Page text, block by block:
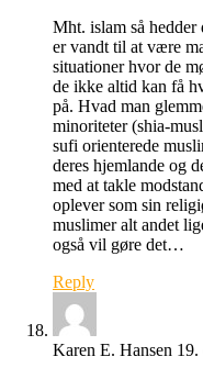
Mht. islam så hedder
er vandt til at være
situationer hvor de
de ikke altid kan få
på. Hvad man
minoriteter (shia-
sufi orienterede
deres hjemlande og
med at takle
oplever som sin
muslimer alt andet
også vil gøre det…
Reply
Karen E. Hansen 19.